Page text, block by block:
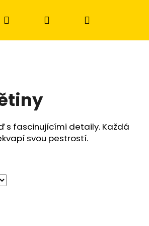
Hledat PřihlášeníNákupní
s fascinujícími detaily. Každá
svou pestrostí.